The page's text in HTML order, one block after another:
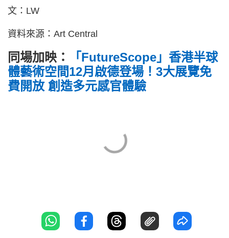
文：LW
資料來源：Art Central
同場加映：
「FutureScope」香港半球
體藝術空間12月啟德登場！3大展覽免
費開放 創造多元感官體驗